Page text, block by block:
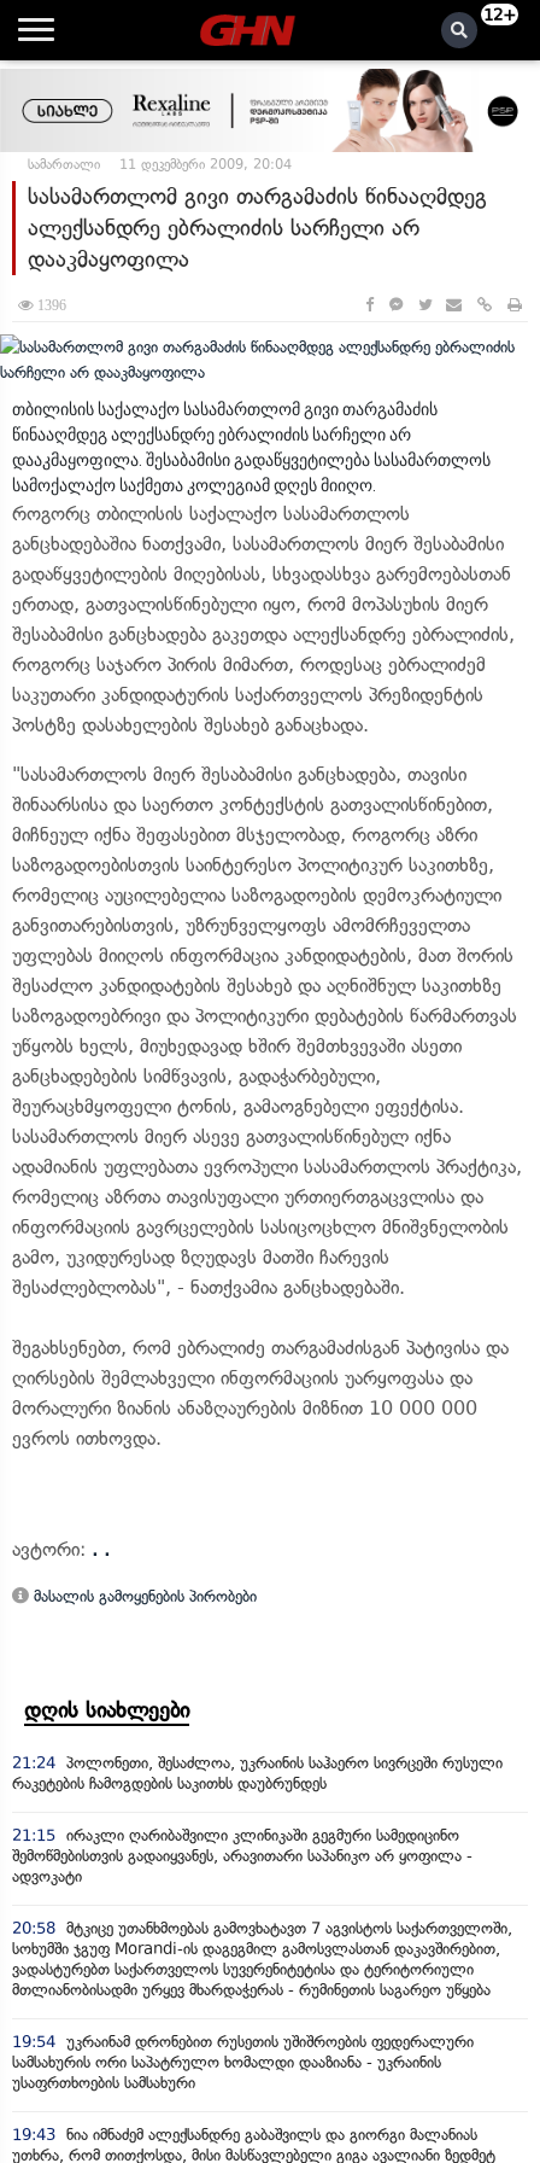
12+
სამართალი 11 დეკემბერი 2009, 20:04
სასამართლომ გივი თარგამაძის წინააღმდეგ
ალექსანდრე ებრალიძის სარჩელი არ
დააკმაყოფილა
1396
თბილისის საქალაქო სასამართლომ გივი თარგამაძის
წინააღმდეგ ალექსანდრე ებრალიძის სარჩელი არ
დააკმაყოფილა. შესაბამისი გადაწყვეტილება სასამართლოს
სამოქალაქო საქმეთა კოლეგიამ დღეს მიიღო.
როგორც თბილისის საქალაქო სასამართლოს
განცხადებაშია ნათქვამი, სასამართლოს მიერ შესაბამისი
გადაწყვეტილების მიღებისას, სხვადასხვა გარემოებასთან
ერთად, გათვალისწინებული იყო, რომ მოპასუხის მიერ
შესაბამისი განცხადება გაკეთდა ალექსანდრე ებრალიძის,
როგორც საჯარო პირის მიმართ, როდესაც ებრალიძემ
საკუთარი კანდიდატურის საქართველოს პრეზიდენტის
პოსტზე დასახელების შესახებ განაცხადა.
"სასამართლოს მიერ შესაბამისი განცხადება, თავისი
შინაარსისა და საერთო კონტექსტის გათვალისწინებით,
მიჩნეულ იქნა შეფასებით მსჯელობად, როგორც აზრი
საზოგადოებისთვის საინტერესო პოლიტიკურ საკითხზე,
რომელიც აუცილებელია საზოგადოების დემოკრატიული
განვითარებისთვის, უზრუნველყოფს ამომრჩეველთა
უფლებას მიიღოს ინფორმაცია კანდიდატების, მათ შორის
შესაძლო კანდიდატების შესახებ და აღნიშნულ საკითხზე
საზოგადოებრივი და პოლიტიკური დებატების წარმართვას
უწყობს ხელს, მიუხედავად ხშირ შემთხვევაში ასეთი
განცხადებების სიმწვავის, გადაჭარბებული,
შეურაცხმყოფელი ტონის, გამაოგნებელი ეფექტისა.
სასამართლოს მიერ ასევე გათვალისწინებულ იქნა
ადამიანის უფლებათა ევროპული სასამართლოს პრაქტიკა,
რომელიც აზრთა თავისუფალი ურთიერთგაცვლისა და
ინფორმაციის გავრცელების სასიცოცხლო მნიშვნელობის
გამო, უკიდურესად ზღუდავს მათში ჩარევის
შესაძლებლობას", - ნათქვამია განცხადებაში.
შეგახსენებთ, რომ ებრალიძე თარგამაძისგან პატივისა და
ღირსების შემლახველი ინფორმაციის უარყოფასა და
მორალური ზიანის ანაზღაურების მიზნით 10 000 000
ევროს ითხოვდა.
ავტორი: . .
მასალის გამოყენების პირობები
დღის სიახლეები
21:24 პოლონეთი, შესაძლოა, უკრაინის საჰაერო სივრცეში რუსული
რაკეტების ჩამოგდების საკითხს დაუბრუნდეს
21:15 ირაკლი ღარიბაშვილი კლინიკაში გეგმური სამედიცინო
შემოწმებისთვის გადაიყვანეს, არავითარი საპანიკო არ ყოფილა -
ადვოკატი
20:58 მტკიცე უთანხმოებას გამოვხატავთ 7 აგვისტოს საქართველოში,
სოხუმში ჯგუფ Morandi-ის დაგეგმილ გამოსვლასთან დაკავშირებით,
ვადასტურებთ საქართველოს სუვერენიტეტისა და ტერიტორიული
მთლიანობისადმი ურყევ მხარდაჭერას - რუმინეთის საგარეო უწყება
19:54 უკრაინამ დრონებით რუსეთის უშიშროების ფედერალური
სამსახურის ორი საპატრულო ხომალდი დააზიანა - უკრაინის
უსაფრთხოების სამსახური
19:43 ნია იმნაძემ ალექსანდრე გაბაშვილს და გიორგი მალანიას
უთხრა, რომ თითქოსდა, მისი მასწავლებელი გიგა ავალიანი ზედმეტ